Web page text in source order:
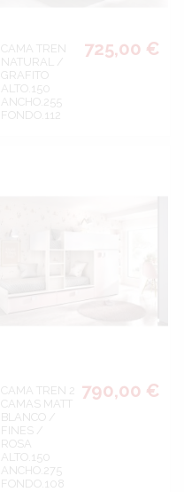
CAMA TREN
NATURAL /
GRAFITO
ALTO.150
ANCHO.255
FONDO.112
725,00 €
CAMA TREN 2
CAMAS MATT
BLANCO /
FINES /
ROSA
ALTO.150
ANCHO.275
FONDO.108
790,00 €